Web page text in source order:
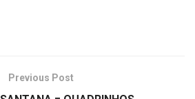
Previous Post